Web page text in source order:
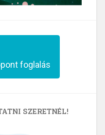
foglalás
SZERETNÉL!